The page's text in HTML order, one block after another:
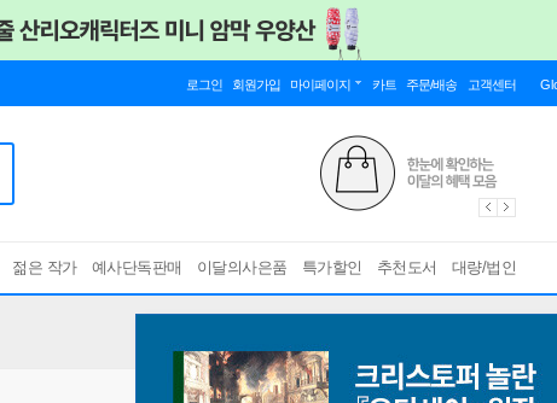
로그인 회원가입 마이페이지 카트 주문/배송 고객센터
젊은 작가 예사단독판매 이달의사은품 특가할인 추천도서 대량/법인